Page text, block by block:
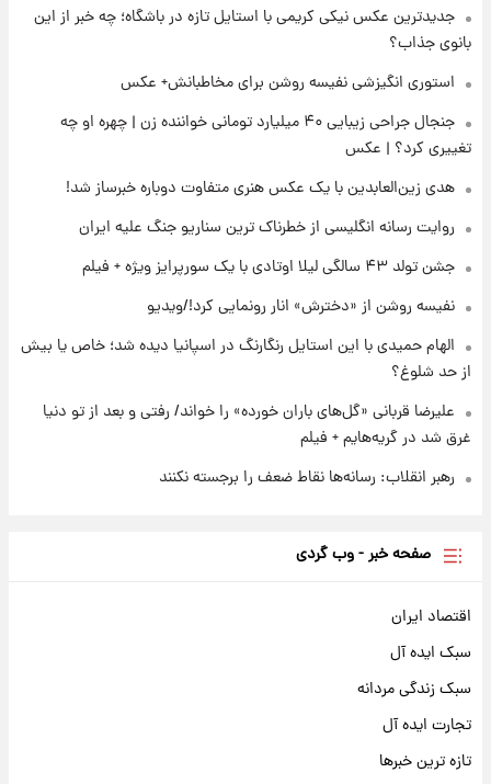
فال روزانه واقعی یکشنبه ۱۸ مرداد ۱۴۰۵
ارزش سهام عدالت برای امروز ۱۷ مرداد ۱۴۰۵ +
لیونل مسی عزادار شد! + جزئیات
جدیدترین عکس نیکی کریمی با استایل تازه در باشگاه؛ چه خبر از این
بانوی جذاب؟
استوری انگیزشی نفیسه روشن برای مخاطبانش+ عکس
جنجال جراحی زیبایی ۴۰ میلیارد تومانی خواننده زن | چهره او چه
تغییری کرد؟ | عکس
هدی زین‌العابدین با یک عکس هنری متفاوت دوباره خبرساز شد!
روایت رسانه انگلیسی از خطرناک ترین سناریو جنگ علیه ایران
جشن تولد ۴۳ سالگی لیلا اوتادی با یک سورپرایز ویژه + فیلم
نفیسه روشن از «دخترش» انار رونمایی کرد!/ویدیو
الهام حمیدی با این استایل رنگارنگ در اسپانیا دیده شد؛ خاص یا بیش
از حد شلوغ؟
علیرضا قربانی «گل‌های باران خورده» را خواند/ رفتی و بعد از تو دنیا
غرق شد در گریه‌هایم + فیلم
رهبر انقلاب: رسانه‌ها نقاط ضعف را برجسته نکنند
صفحه خبر - وب گردی
اقتصاد ایران
سبک ایده آل
سبک زندگی مردانه
تجارت ایده آل
تازه ترین خبرها